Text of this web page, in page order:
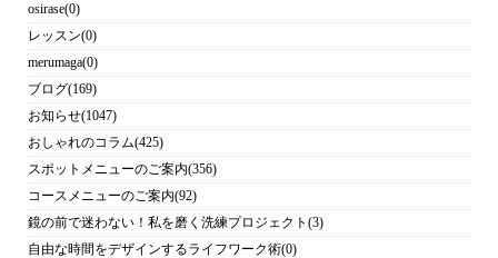
osirase(0)
レッスン(0)
merumaga(0)
ブログ(169)
お知らせ(1047)
おしゃれのコラム(425)
スポットメニューのご案内(356)
コースメニューのご案内(92)
鏡の前で迷わない！私を磨く洗練プロジェクト (3)
自由な時間をデザインするライフワーク術(0)